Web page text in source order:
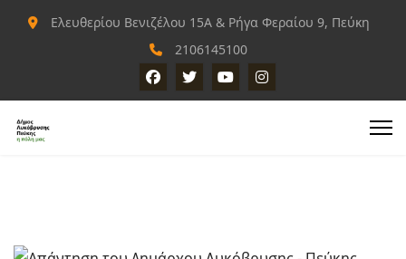
Ελευθερίου Βενιζέλου 15Α & Ρήγα Φεραίου 9, Πεύκη
2106145100